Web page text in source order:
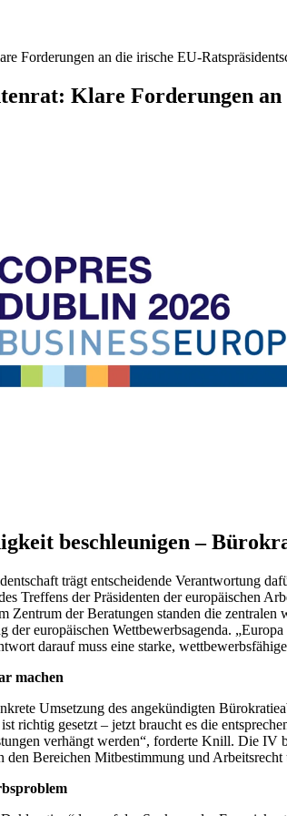
Forderungen an die irische EU-
Klare Forderungen
beschleunigen –
trägt entscheidende Verantwortung
Treffens der Präsidenten der europäischen
Zentrum der Beratungen standen die
der europäischen Wettbewerbsagenda.
darauf muss eine starke,
machen
Umsetzung des angekündigten
richtig gesetzt – jetzt braucht es die
verhängt werden“, forderte Knill. Die IV
den Bereichen Mitbestimmung und Arbeitsrecht